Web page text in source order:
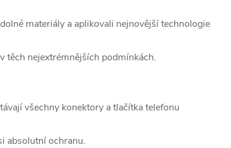
materiály a aplikovali nejnovější technologie
těch nejextrémnějších podmínkách.
všechny konektory a tlačítka telefonu
absolutní ochranu.